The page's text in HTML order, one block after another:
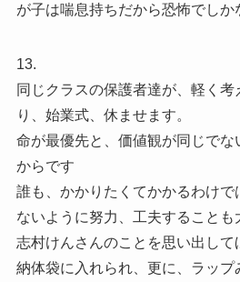
が子は喘息持ちだから恐怖でしか
13.
同じクラスの保護者達が、軽く
り、始業式、休ませます。
命が最優先と、価値観が同じでな
からです
誰も、かかりたくてかかるわけで
ないように努力、工夫することも
志村けんさんのことを思い出して
納体袋に入れられ、更に、ラップ